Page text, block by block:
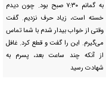
به گمانم ۷:۳۰ صبح بود. چون دیدم
خسته است، زیاد حرف نزدیم. گفت
وقتی از خواب بیدار شدم با شما تماس
می‌گیرم. این را گفت و قطع کرد. غافل
از آنکه چند ساعت بعد، پسرم به
شهادت رسید